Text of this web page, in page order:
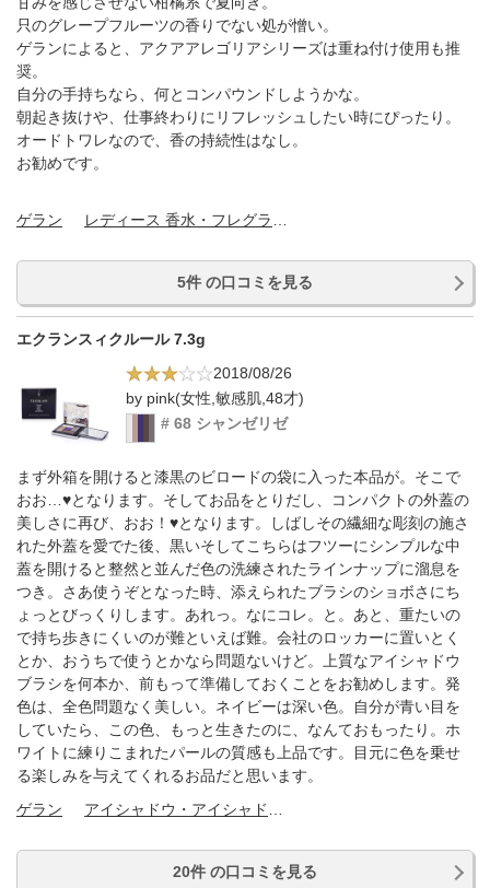
只のグレープフルーツの香りでない処が憎い。
ゲランによると、アクアアレゴリアシリーズは重ね付け使用も推
奨。
自分の手持ちなら、何とコンパウンドしようかな。
朝起き抜けや、仕事終わりにリフレッシュしたい時にぴったり。
オードトワレなので、香の持続性はなし。
お勧めです。
ゲラン
5件 の口コミを見る
エクランスィクルール 7.3g
2018/08/26
by pink(女性,敏感肌,48才)
# 68 シャンゼリゼ
まず外箱を開けると漆黒のビロードの袋に入った本品が。そこで
おお…♥となります。そしてお品をとりだし、コンパクトの外蓋の
美しさに再び、おお！♥となります。しばしその繊細な彫刻の施さ
れた外蓋を愛でた後、黒いそしてこちらはフツーにシンプルな中
蓋を開けると整然と並んだ色の洗練されたラインナップに溜息を
つき。さあ使うぞとなった時、添えられたブラシのショボさにち
ょっとびっくりします。あれっ。なにコレ。と。あと、重たいの
で持ち歩きにくいのが難といえば難。会社のロッカーに置いとく
とか、おうちで使うとかなら問題ないけど。上質なアイシャドウ
ブラシを何本か、前もって準備しておくことをお勧めします。発
色は、全色問題なく美しい。ネイビーは深い色。自分が青い目を
していたら、この色、もっと生きたのに、なんておもったり。ホ
ワイトに練りこまれたパールの質感も上品です。目元に色を乗せ
る楽しみを与えてくれるお品だと思います。
ゲラン
20件 の口コミを見る